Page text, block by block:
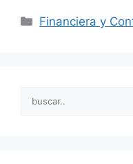
Categories
Financiera y
Search